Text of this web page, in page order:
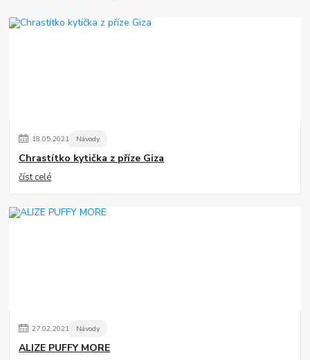
18.05.2021 Návody
Chrastítko kytička z příze Giza
číst celé
27.02.2021 Návody
ALIZE PUFFY MORE